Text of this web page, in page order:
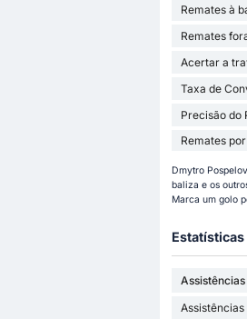
Remates à
Remates
Acertar a
Taxa de
Precisão do
Remates
Dmytro
baliza e os
Marca um golo
Assistências
Assistências